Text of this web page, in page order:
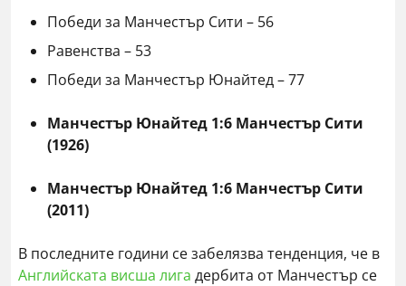
Победи за Манчестър Сити – 56
Равенства – 53
Победи за Манчестър Юнайтед – 77
Манчестър Юнайтед 1:6 Манчестър Сити
(1926)
Манчестър Юнайтед 1:6 Манчестър Сити
(2011)
В последните години се забелязва тенденция, че в
Английската висша лига дербита от Манчестър се